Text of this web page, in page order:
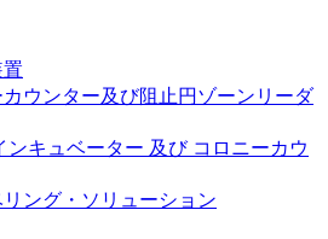
カウンター及び阻止円ゾーンリーダ
ンキュベーター 及び コロニーカウ
ング・ソリューション